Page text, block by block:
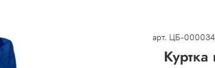
- сумма всех заказов за 6
Опт 3 - сумма всех заказов за 6
арт. ЦБ-